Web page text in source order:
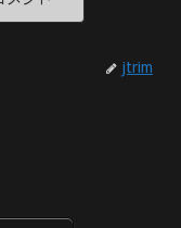
jtrim